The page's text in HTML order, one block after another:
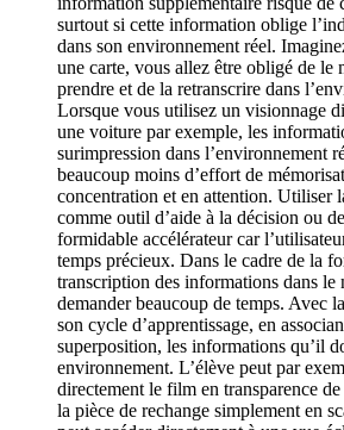
surtout si cette information oblige
dans son environnement réel.
une carte, vous allez être obligé de le
prendre et de la retranscrire dans
Lorsque vous utilisez un visionnage
une voiture par exemple, les
surimpression dans l’environnement
beaucoup moins d’effort de
concentration et en attention. Utiliser
comme outil d’aide à la décision ou
formidable accélérateur car
temps précieux. Dans le cadre de la
transcription des informations dans le
demander beaucoup de temps. Avec
son cycle d’apprentissage, en
superposition, les informations qu’il
environnement. L’élève peut par
directement le film en transparence
la pièce de rechange simplement en